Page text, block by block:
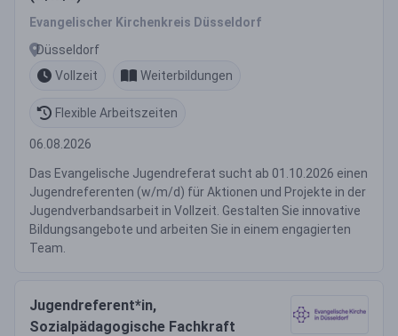
Evangelischer Kirchenkreis Düsseldorf
Düsseldorf
Vollzeit
Weiterbildungen
Flexible Arbeitszeiten
06.08.2026
Das Evangelische Jugendreferat sucht ab 01.10.2026 einen
Jugendreferenten (w/m/d) für Aktionen und Projekte in der
Jugendverbandsarbeit in Vollzeit. Gestalten Sie innovative
Bildungsangebote und arbeiten Sie in einem engagierten
Team.
Jugendreferent*in,
Sozialpädagogische Fachkraft